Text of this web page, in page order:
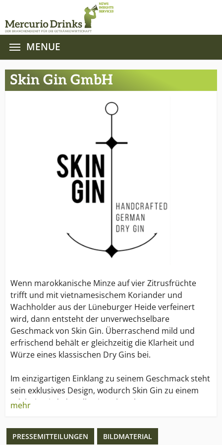
MENUE
Skin Gin GmbH
Wenn marokkanische Minze auf vier Zitrusfrüchte
trifft und mit vietnamesischem Koriander und
Wachholder aus der Lüneburger Heide verfeinert
wird, dann entsteht der unverwechselbare
Geschmack von Skin Gin. Überraschend mild und
erfrischend behält er gleichzeitig die Klarheit und
Würze eines klassischen Dry Gins bei.
Im einzigartigen Einklang zu seinem Geschmack steht
sein exklusives Design, wodurch Skin Gin zu einem
Erlebnis wird, das alle Sinne berührt.
Skin Gin erwacht in einer Traditionsbrennerei im
Alten Land vor den Toren Hamburgs zum Leben. Von
mehr
PRESSEMITTEILUNGEN BILDMATERIAL